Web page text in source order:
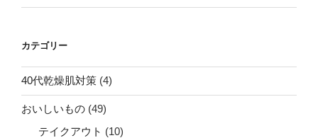
カテゴリー
40代乾燥肌対策 (4)
おいしいもの (49)
テイクアウト (10)